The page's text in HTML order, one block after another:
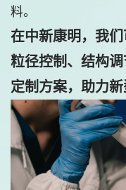
料。
在中新康明，我们
粒径控制、结构
定制方案，助力新